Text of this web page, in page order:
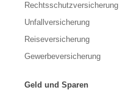
Rechtsschutzversicherung
Unfallversicherung
Reiseversicherung
Gewerbeversicherung
Geld und Sparen